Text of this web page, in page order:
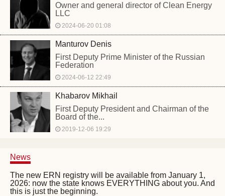
Owner and general director of Clean Energy
LLC
2024-06-20 01:08
Manturov Denis
First Deputy Prime Minister of the Russian
Federation
2024-06-12 22:49
Khabarov Mikhail
First Deputy President and Chairman of the
Board of the...
2019-12-06 19:29
News
The new ERN registry will be available from January 1,
2026: now the state knows EVERYTHING about you. And
this is just the beginning.